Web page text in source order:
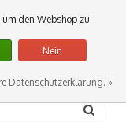
0 Artikel
den Webshop zu
Nein
Datenschutzerklärung. »